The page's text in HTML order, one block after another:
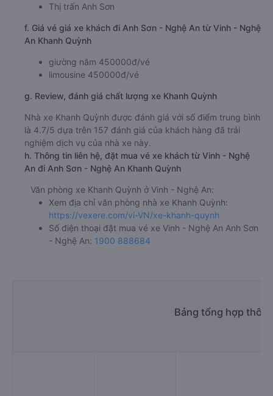
Thị trấn Anh Sơn
f. Giá vé giá xe khách đi Anh Sơn - Nghệ An từ Vinh - Nghệ
An Khanh Quỳnh
giường nằm 450000đ/vé
limousine 450000đ/vé
g. Review, đánh giá chất lượng xe Khanh Quỳnh
Nhà xe Khanh Quỳnh được đánh giá với số điểm trung bình
là 4.7/5 dựa trên 157 đánh giá của khách hàng đã trải
nghiệm dịch vụ của nhà xe này.
h. Thông tin liên hệ, đặt mua vé xe khách từ Vinh - Nghệ
An đi Anh Sơn - Nghệ An Khanh Quỳnh
Văn phòng xe Khanh Quỳnh ở Vinh - Nghệ An:
Xem địa chỉ văn phòng nhà xe Khanh Quỳnh:
https://vexere.com/vi-VN/xe-khanh-quynh
Số điện thoại đặt mua vé xe Vinh - Nghệ An Anh Sơn
- Nghệ An: 1900 888684
Bảng tổng hợp